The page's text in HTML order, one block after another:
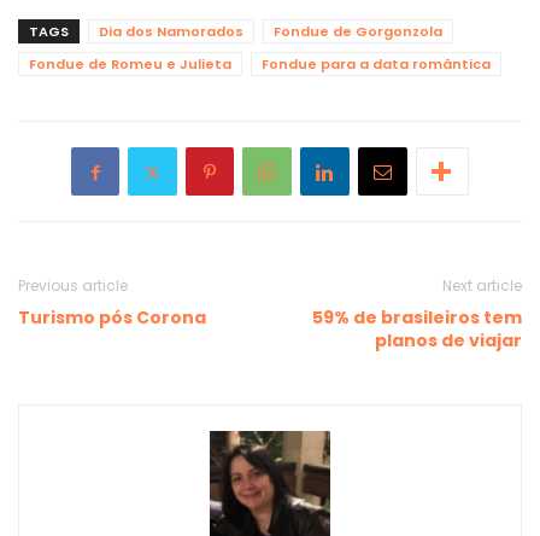
TAGS Dia dos Namorados
Fondue de Gorgonzola
Fondue de Romeu e Julieta
Fondue para a data romântica
Previous article
Turismo pós Corona
Next article
59% de brasileiros tem
planos de viajar